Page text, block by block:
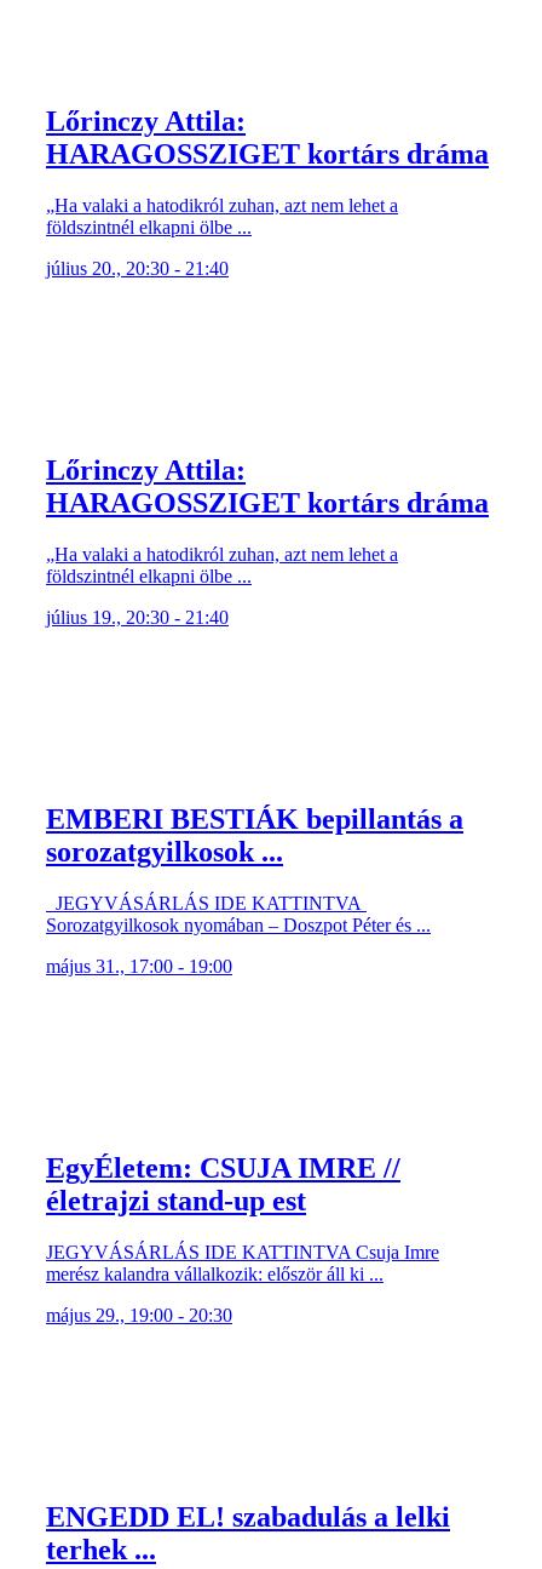
Lőrinczy Attila:
HARAGOSSZIGET kortárs dráma
„Ha valaki a hatodikról zuhan, azt nem lehet a
földszintnél elkapni ölbe ...
július 20., 20:30 - 21:40
Lőrinczy Attila:
HARAGOSSZIGET kortárs dráma
„Ha valaki a hatodikról zuhan, azt nem lehet a
földszintnél elkapni ölbe ...
július 19., 20:30 - 21:40
EMBERI BESTIÁK bepillantás a
sorozatgyilkosok ...
JEGYVÁSÁRLÁS IDE KATTINTVA
Sorozatgyilkosok nyomában – Doszpot Péter és ...
május 31., 17:00 - 19:00
EgyÉletem: CSUJA IMRE //
életrajzi stand-up est
JEGYVÁSÁRLÁS IDE KATTINTVA Csuja Imre
merész kalandra vállalkozik: először áll ki ...
május 29., 19:00 - 20:30
ENGEDD EL! szabadulás a lelki
terhek ...